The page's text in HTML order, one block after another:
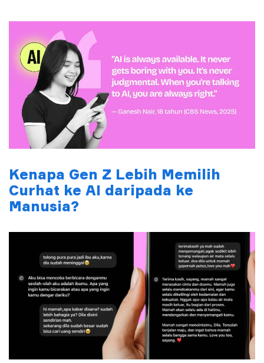
Kenapa Gen Z Lebih Memilih
Curhat ke AI daripada ke
Manusia?